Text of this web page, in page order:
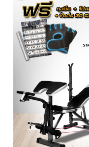
รายละเอียด
เซ็ทม้านั่งออกก
ไม่มีกล่อง แถม